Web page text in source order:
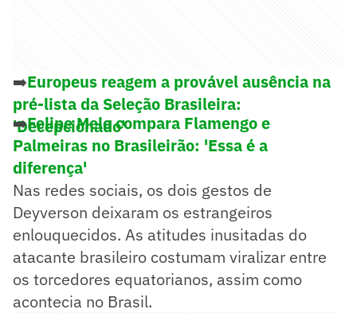
➡️Europeus reagem a provável ausência na
pré-lista da Seleção Brasileira:
'Decepcionado'
➡️Felipe Melo compara Flamengo e
Palmeiras no Brasileirão: 'Essa é a
diferença'
Nas redes sociais, os dois gestos de
Deyverson deixaram os estrangeiros
enlouquecidos. As atitudes inusitadas do
atacante brasileiro costumam viralizar entre
os torcedores equatorianos, assim como
acontecia no Brasil.